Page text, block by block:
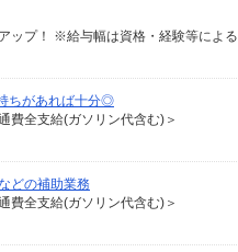
ップ！ ※給与幅は資格・経験等による
ちがあれば十分◎
全支給(ガソリン代含む)＞
どの補助業務
全支給(ガソリン代含む)＞